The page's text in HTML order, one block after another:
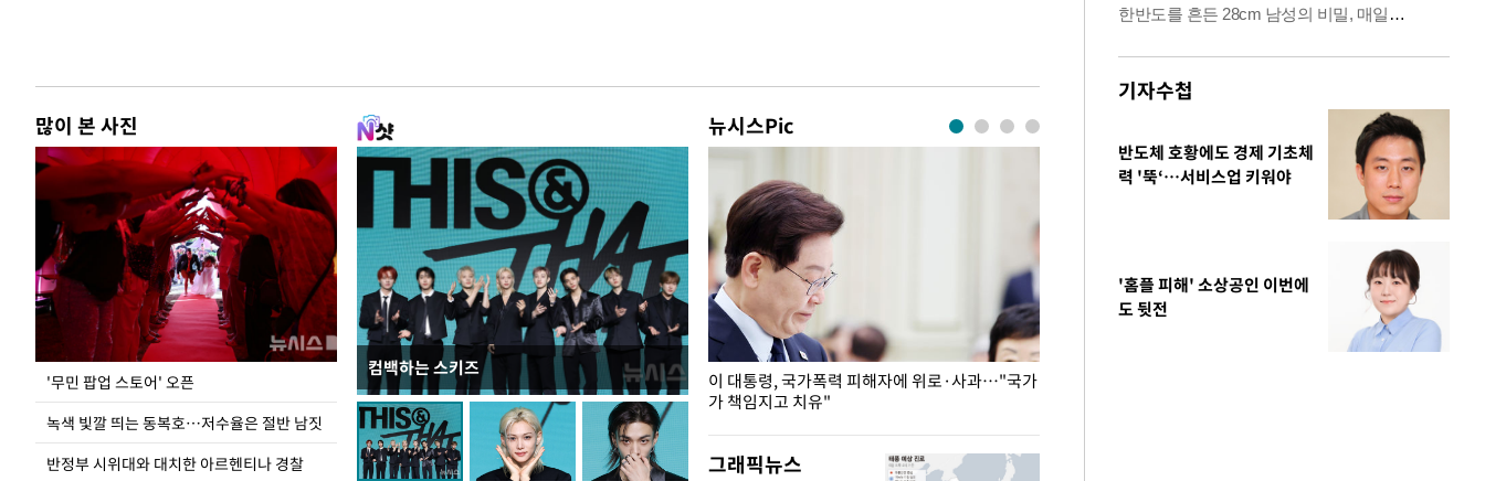
많이 본 사진
'무민 팝업 스토어' 오픈
녹색 빛깔 띄는 동복호…저수율은 절반 남짓
반정부 시위대와 대치한 아르헨티나 경찰
컴백하는 스키즈
뉴시스Pic
지석천 뒤덮은 개구리밥
이 대통령, 국가폭력 피해자에 위로·사과…"국가
가 책임지고 치유"
그래픽뉴스
기자수첩
반도체 호황에도 경제 기초체
력 '뚝‘…서비스업 키워야
'홈플 피해' 소상공인 이번에
도 뒷전